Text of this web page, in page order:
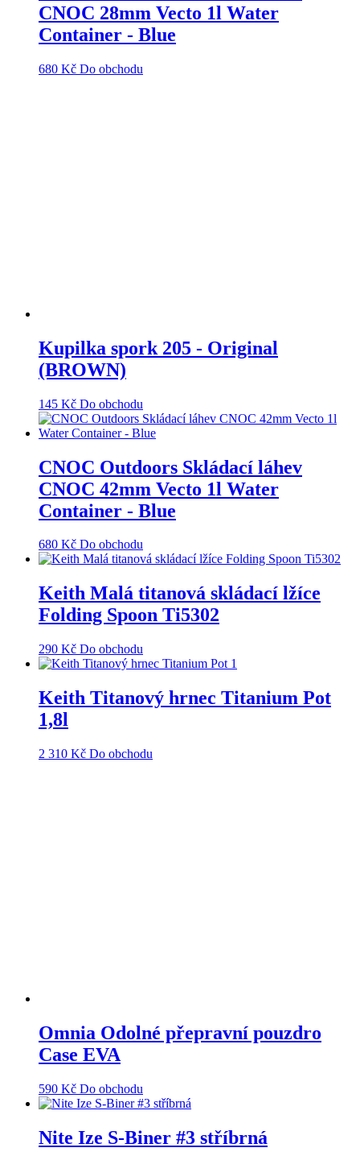
CNOC 28mm Vecto 1l Water
Container - Blue
680 Kč Do obchodu
Kupilka spork 205 - Original
(BROWN)
145 Kč Do obchodu
CNOC Outdoors Skládací láhev
CNOC 42mm Vecto 1l Water
Container - Blue
680 Kč Do obchodu
Keith Malá titanová skládací lžíce
Folding Spoon Ti5302
290 Kč Do obchodu
Keith Titanový hrnec Titanium Pot
1,8l
2 310 Kč Do obchodu
Omnia Odolné přepravní pouzdro
Case EVA
590 Kč Do obchodu
Nite Ize S-Biner #3 stříbrná